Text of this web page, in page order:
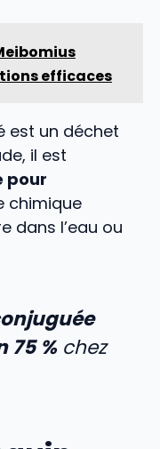
efficaces
est un déchet
il est
pour
chimique
dans l’eau ou
75 %chez